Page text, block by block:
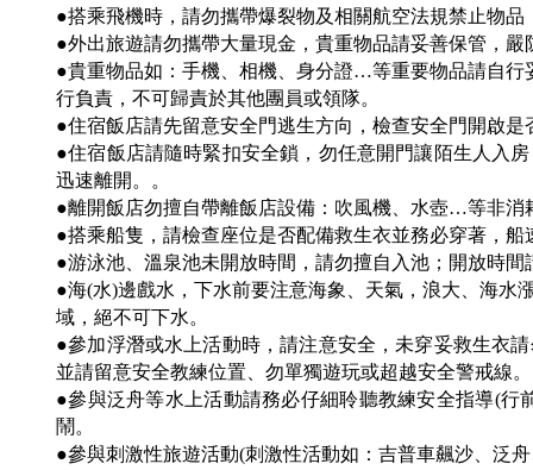
●搭乘飛機時，請勿攜帶爆裂物及相關航空法規禁止物
●外出旅遊請勿攜帶大量現金，貴重物品請妥善保管，嚴
●貴重物品如：手機、相機、身分證…等重要物品請自
行負責，不可歸責於其他團員或領隊。
●住宿飯店請先留意安全門逃生方向，檢查安全門開啟
●住宿飯店請隨時緊扣安全鎖，勿任意開門讓陌生人入
迅速離開。。
●離開飯店勿擅自帶離飯店設備：吹風機、水壺…等非消
●搭乘船隻，請檢查座位是否配備救生衣並務必穿著，
●游泳池、溫泉池未開放時間，請勿擅自入池；開放時
●海(水)邊戲水，下水前要注意海象、天氣，浪大、海水
域，絕不可下水。
●參加浮潛或水上活動時，請注意安全，未穿妥救生衣
並請留意安全教練位置、勿單獨遊玩或超越安全警戒線。
●參與泛舟等水上活動請務必仔細聆聽教練安全指導(
鬧。
●參與刺激性旅遊活動(刺激性活動如：吉普車飆沙、泛